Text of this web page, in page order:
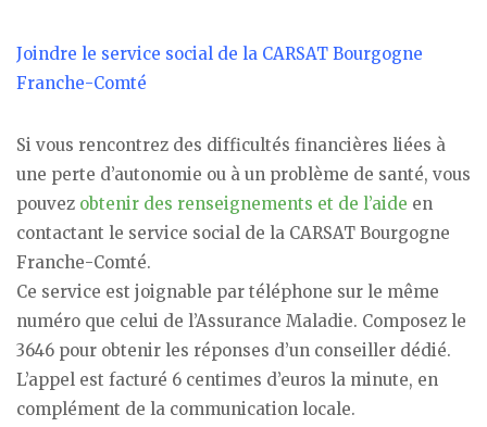
Joindre le service social de la CARSAT Bourgogne
Franche-Comté
Si vous rencontrez des difficultés financières liées à
une perte d’autonomie ou à un problème de santé, vous
pouvez obtenir des renseignements et de l’aide en
contactant le service social de la CARSAT Bourgogne
Franche-Comté.
Ce service est joignable par téléphone sur le même
numéro que celui de l’Assurance Maladie. Composez le
3646 pour obtenir les réponses d’un conseiller dédié.
L’appel est facturé 6 centimes d’euros la minute, en
complément de la communication locale.